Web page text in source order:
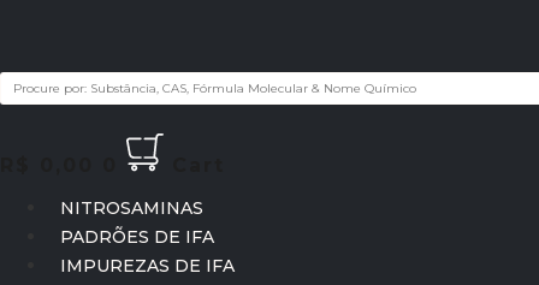
NITROSAMINAS
PADRÕES DE IFA
IMPUREZAS DE IFA